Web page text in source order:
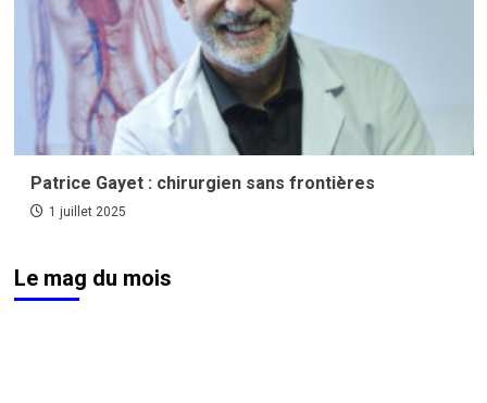
Patrice Gayet : chirurgien sans frontières
1 juillet 2025
Le mag du mois